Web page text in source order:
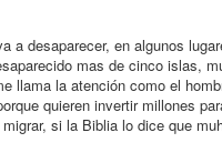
a desaparecer, en algunos
mas de cinco islas,
llama la atención como el
quieren invertir millones
si la Biblia lo dice que